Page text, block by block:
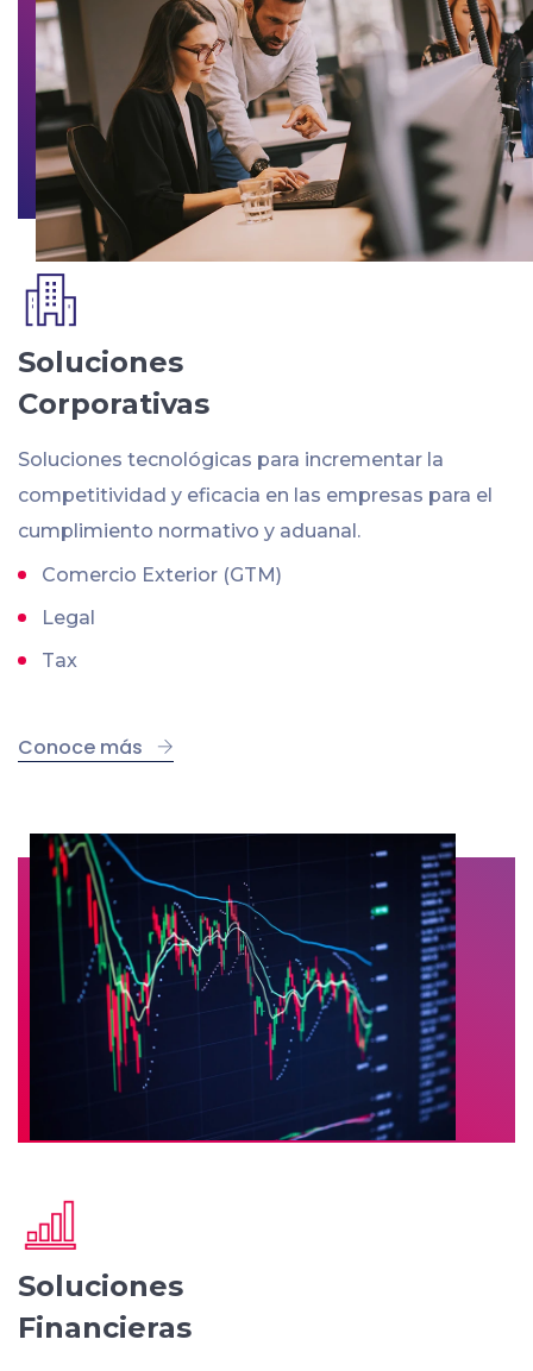
Soluciones
Corporativas
Soluciones tecnológicas para incrementar la
competitividad y eficacia en las empresas para el
cumplimiento normativo y aduanal.
Comercio Exterior (GTM)
Legal
Tax
Conoce más
Soluciones
Financieras